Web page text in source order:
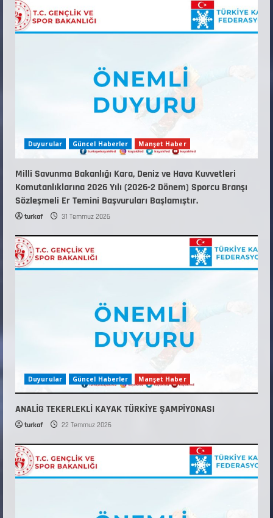
KAYAKLI KOŞU VE BİATHLON 3.KADEME
Duyurular Güncel Haberler Manşet Haber
Millî Savunma Bakanlığı Kara, Deniz ve Hava Kuvvetleri
Komutanlıklarına 2026 Yılı (2026-2 Dönem) Sporcu Branşı
Sözleşmeli Er Temini Başvuruları Başlamıştır.
turkaf 31 Temmuz 2026
Duyurular Güncel Haberler Manşet Haber
ANALİG TEKERLEKLİ KAYAK TÜRKİYE ŞAMPİYONASI
turkaf 22 Temmuz 2026